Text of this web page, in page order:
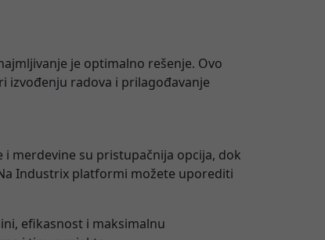
je optimalno rešenje. Ovo
izvođenju radova i prilagođavanje
i merdevine su pristupačnija opcija, dok
Industrix platformi možete uporediti
efikasnost i maksimalnu